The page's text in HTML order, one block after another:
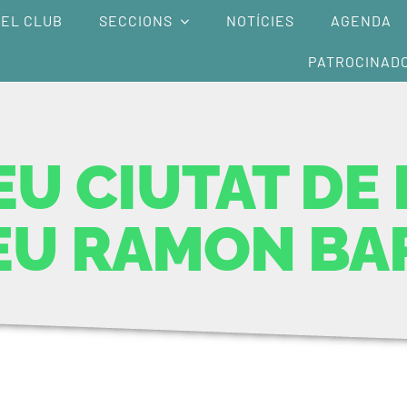
EL CLUB SECCIONS NOTÍCIES AGENDA
CIUTAT DE
RAMON